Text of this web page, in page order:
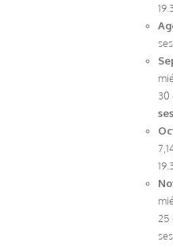
30
25